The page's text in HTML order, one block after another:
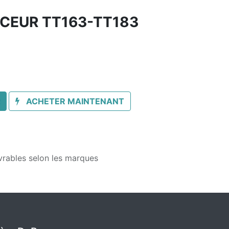
TT163-TT183
ACHETER MAINTENANT
selon les marques